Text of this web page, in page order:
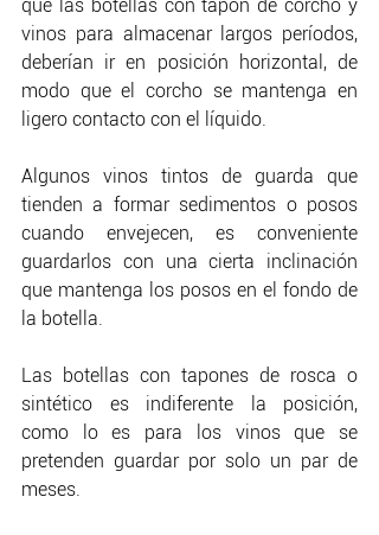
que las botellas con tapón de corcho y
vinos para almacenar largos períodos,
deberían ir en posición horizontal, de
modo que el corcho se mantenga en
ligero contacto con el líquido.
Algunos vinos tintos de guarda que
tienden a formar sedimentos o posos
cuando envejecen, es conveniente
guardarlos con una cierta inclinación
que mantenga los posos en el fondo de
la botella.
Las botellas con tapones de rosca o
sintético es indiferente la posición,
como lo es para los vinos que se
pretenden guardar por solo un par de
meses.